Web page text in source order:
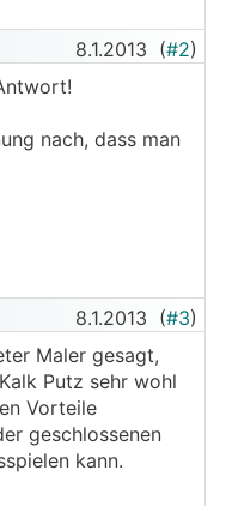
8.1.2013 (#2)
nach, dass man
8.1.2013 (#3)
Maler gesagt,
Putz sehr wohl
Vorteile
geschlossenen
kann.